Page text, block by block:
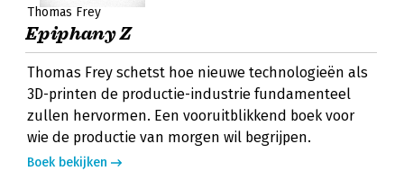
Thomas Frey
Epiphany Z
Thomas Frey schetst hoe nieuwe technologieën als
3D-printen de productie-industrie fundamenteel
zullen hervormen. Een vooruitblikkend boek voor
wie de productie van morgen wil begrijpen.
Boek bekijken